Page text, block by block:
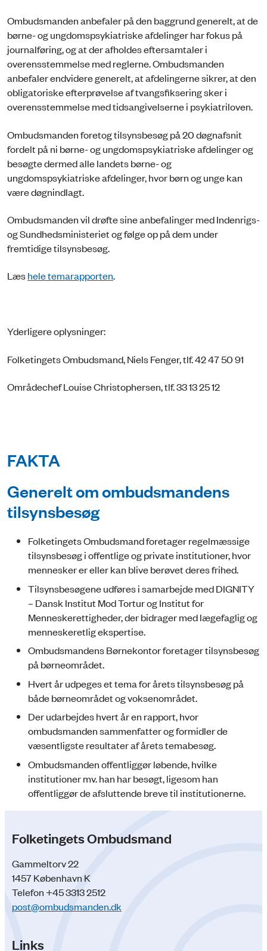
Ombudsmanden anbefaler på den baggrund generelt, at de
børne- og ungdomspsykiatriske afdelinger har fokus på
journalføring, og at der afholdes eftersamtaler i
overensstemmelse med reglerne. Ombudsmanden
anbefaler endvidere generelt, at afdelingerne sikrer, at den
obligatoriske efterprøvelse af tvangsfiksering sker i
overensstemmelse med tidsangivelserne i psykiatriloven.
Ombudsmanden foretog tilsynsbesøg på 20 døgnafsnit
fordelt på ni børne- og ungdomspsykiatriske afdelinger og
besøgte dermed alle landets børne- og
ungdomspsykiatriske afdelinger, hvor børn og unge kan
være døgnindlagt.
Ombudsmanden vil drøfte sine anbefalinger med Indenrigs-
og Sundhedsministeriet og følge op på dem under
fremtidige tilsynsbesøg.
Læshele temarapporten.
Yderligere oplysninger:
Folketingets Ombudsmand, Niels Fenger, tlf. 42 47 50 91
Områdechef Louise Christophersen, tlf. 33 13 25 12
FAKTA
Generelt om ombudsmandens
tilsynsbesøg
Folketingets Ombudsmand foretager regelmæssige
tilsynsbesøg i offentlige og private institutioner, hvor
mennesker er eller kan blive berøvet deres frihed.
Tilsynsbesøgene udføres i samarbejde med DIGNITY
– Dansk Institut Mod Tortur og Institut for
Menneskerettigheder, der bidrager med lægefaglig og
menneskeretlig ekspertise.
Ombudsmandens Børnekontor foretager tilsynsbesøg
på børneområdet.
Hvert år udpeges et tema for årets tilsynsbesøg på
både børneområdet og voksenområdet.
Der udarbejdes hvert år en rapport, hvor
ombudsmanden sammenfatter og formidler de
væsentligste resultater af årets temabesøg.
Ombudsmanden offentliggør løbende, hvilke
institutioner mv. han har besøgt, ligesom han
offentliggør de afsluttende breve til institutionerne.
Folketingets Ombudsmand
Gammeltorv 22
1457 København K
Telefon +45 3313 2512
post@ombudsmanden.dk
Links